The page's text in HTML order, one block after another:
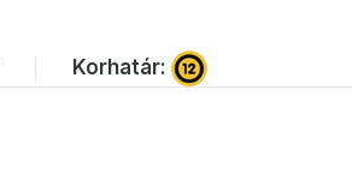
Korhatár: